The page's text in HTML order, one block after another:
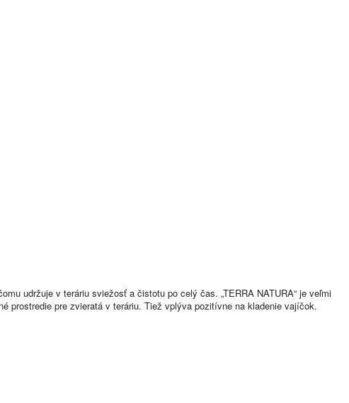
udržuje v teráriu sviežosť a čistotu po celý čas. „TERRA NATURA“ je veľmi
prostredie pre zvieratá v teráriu. Tiež vplýva pozitívne na kladenie vajíčok.